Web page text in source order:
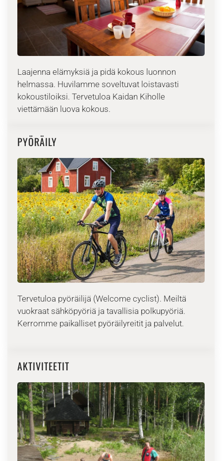
Laajenna elämyksiä ja pidä kokous luonnon
helmassa. Huvilamme soveltuvat loistavasti
kokoustiloiksi. Tervetuloa Kaidan Kiholle
viettämään luova kokous.
PYÖRÄILY
Tervetuloa pyöräilijä (Welcome cyclist). Meiltä
vuokraat sähköpyöriä ja tavallisia polkupyöriä.
Kerromme paikalliset pyöräilyreitit ja palvelut.
AKTIVITEETIT